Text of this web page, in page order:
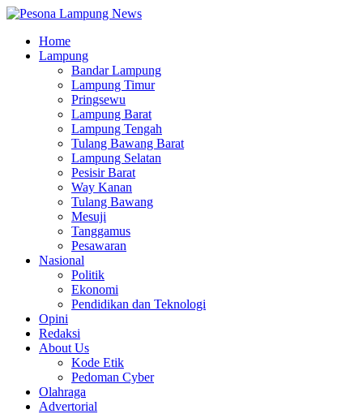
Home
Lampung
Bandar Lampung
Lampung Timur
Pringsewu
Lampung Barat
Lampung Tengah
Tulang Bawang Barat
Lampung Selatan
Pesisir Barat
Way Kanan
Tulang Bawang
Mesuji
Tanggamus
Pesawaran
Nasional
Politik
Ekonomi
Pendidikan dan Teknologi
Opini
Redaksi
About Us
Kode Etik
Pedoman Cyber
Olahraga
Advertorial